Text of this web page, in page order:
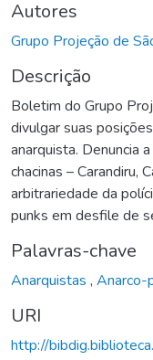
Autores
Grupo Projeção de
Descrição
Boletim do Grupo
divulgar suas
anarquista. Denuncia
chacinas – Carandiru,
arbitrariedade da
punks em desfile de
Palavras-chave
Anarquistas , Anarco-
URI
http://